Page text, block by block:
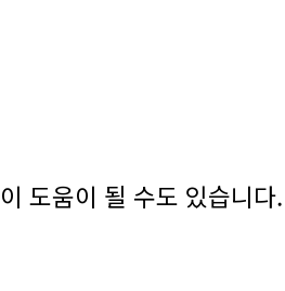
도움이 될 수도 있습니다.